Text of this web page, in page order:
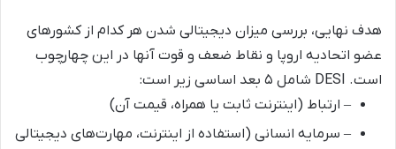
هدف نهایی، بررسی میزان دیجیتالی شدن هر کدام از کشورهای
عضو اتحادیه اروپا و نقاط ضعف و قوت آنها در این چهارچوب
است. DESI شامل ۵ بعد اساسی زیر است:
– ارتباط (اینترنت ثابت یا همراه، قیمت آن)
– سرمایه انسانی (استفاده از اینترنت، مهارت‌های دیجیتالی